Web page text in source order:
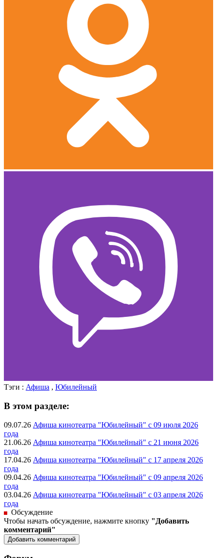
Тэги : Афиша , Юбилейный
В этом разделе:
09.07.26 Афиша кинотеатра "Юбилейный" c 09 июля 2026
года
21.06.26 Афиша кинотеатра "Юбилейный" c 21 июня 2026
года
17.04.26 Афиша кинотеатра "Юбилейный" c 17 апреля 2026
года
09.04.26 Афиша кинотеатра "Юбилейный" c 09 апреля 2026
года
03.04.26 Афиша кинотеатра "Юбилейный" c 03 апреля 2026
года
Обсуждение
Чтобы начать обсуждение, нажмите кнопку "Добавить
комментарий"